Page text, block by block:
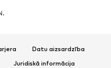
Datu aizsardzība
Juridiskā informācija